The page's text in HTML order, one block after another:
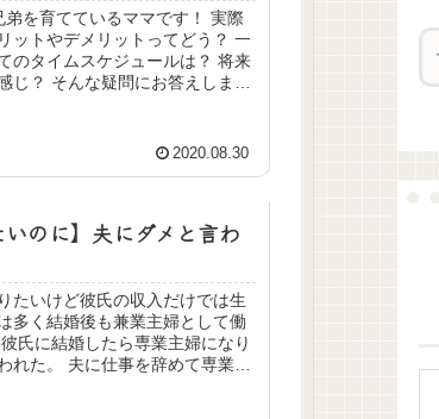
を育てているママです！ 実際
ットやデメリットってどう？ 一
のタイムスケジュールは？ 将来
じ？ そんな疑問にお答えしま
2020.08.30
いのに】夫にダメと言わ
たいけど彼氏の収入だけでは生
多く結婚後も兼業主婦として働
氏に結婚したら専業主婦になり
れた。 夫に仕事を辞めて専業主